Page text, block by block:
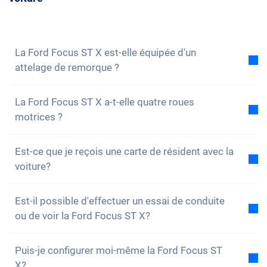
La Ford Focus ST X est-elle équipée d'un
attelage de remorque ?
remorque. Cependant, tu as la possibilité de
l'installer toi-même.
La Ford Focus ST X a-t-elle quatre roues
motrices ?
de quatre roues motrices. Cependant, la voiture est
bien équipée.
Est-ce que je reçois une carte de résident avec la
voiture?
ton canton de résidence. Par conséquent, il n'y a
aucun problème pour obtenir une carte de résident.
Est-il possible d'effectuer un essai de conduite
ou de voir la Ford Focus ST X?
faire un essai. Selon le modèle, il est toutefois
Puis-je configurer moi-même la Ford Focus ST